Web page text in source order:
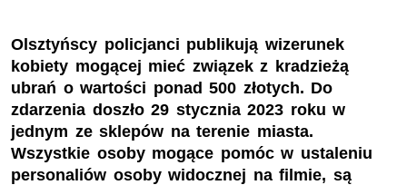
Olsztyńscy policjanci publikują wizerunek
kobiety mogącej mieć związek z kradzieżą
ubrań o wartości ponad 500 złotych. Do
zdarzenia doszło 29 stycznia 2023 roku w
jednym ze sklepów na terenie miasta.
Wszystkie osoby mogące pomóc w ustaleniu
personaliów osoby widocznej na filmie, są